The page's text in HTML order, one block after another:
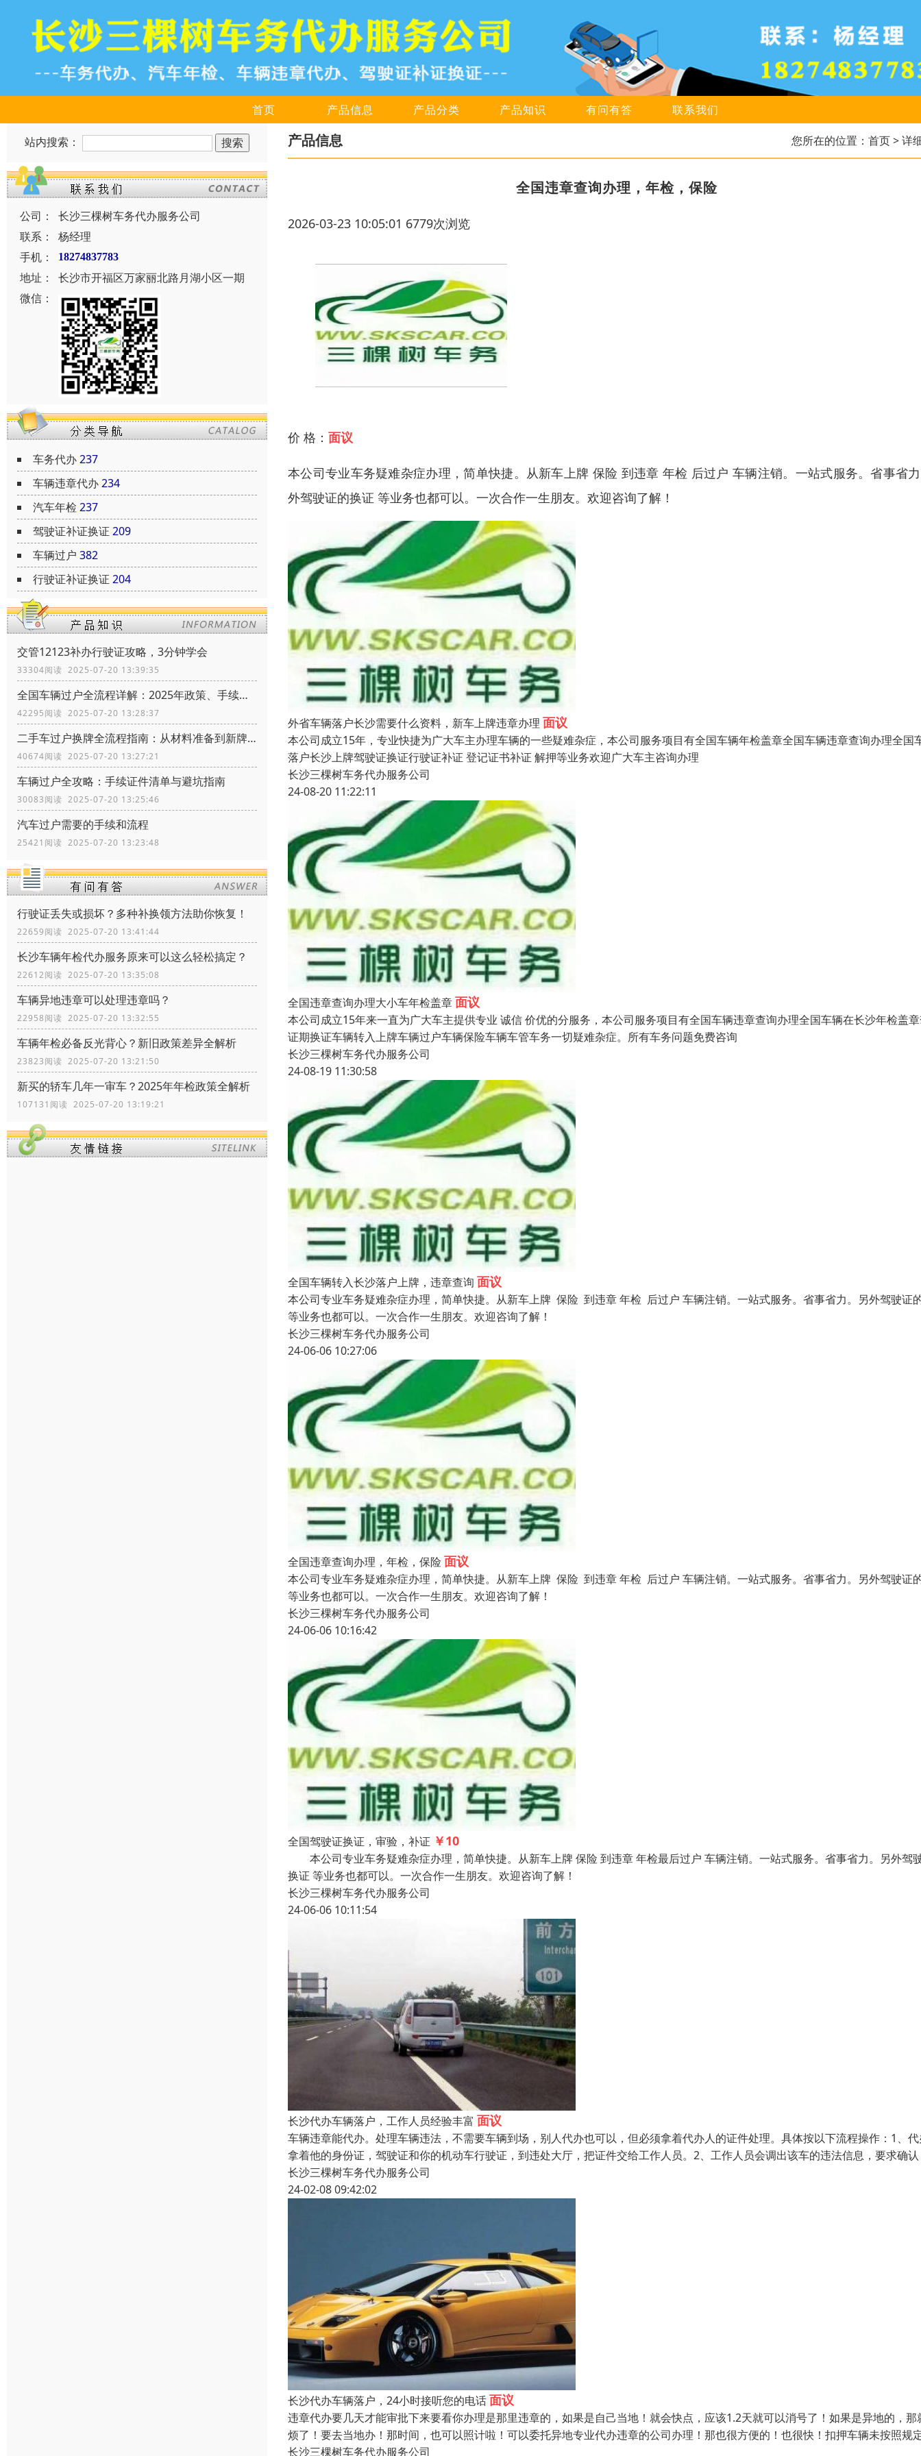
首页 产品信息 产品分类 产品知识 有问有答 联系我们
站内搜索：
公司：
长沙三棵树车务代办服务公司
联系：
杨经理
手机：
18274837783
地址：
长沙市开福区万家丽北路月湖小区一期
微信：
车务代办237
车辆违章代办234
汽车年检 237
驾驶证补证换证 209
车辆过户 382
行驶证补证换证 204
交管12123补办行驶证攻略，3分钟学会
33304阅读 2025-07-20 13:39:35
全国车辆过户全流程详解：2025年政策、手续、证件一网打尽
42295阅读 2025-07-20 13:28:37
二手车过户换牌全流程指南：从材料准备到新牌安装
40674阅读 2025-07-20 13:27:21
车辆过户全攻略：手续证件清单与避坑指南
30083阅读 2025-07-20 13:25:46
汽车过户需要的手续和流程
25421阅读 2025-07-20 13:23:48
行驶证丢失或损坏？多种补换领方法助你恢复！
22659阅读 2025-07-20 13:41:44
长沙车辆年检代办服务原来可以这么轻松搞定？
22612阅读 2025-07-20 13:35:08
车辆异地违章可以处理违章吗？
22958阅读 2025-07-20 13:32:55
车辆年检必备反光背心？新旧政策差异全解析
23823阅读 2025-07-20 13:21:50
新买的轿车几年一审车？2025年年检政策全解析
107131阅读 2025-07-20 13:19:21
产品信息 您所在的位置： 首页> 详
全国违章查询办理，年检，保险
2026-03-23 10:05:01 6779次浏览
价 格： 面议
本公司专业车务疑难杂症办理，简单快捷。从新车上牌 保险 到违章 年检 后过户 车辆注销。一站式服务。省事省
外驾驶证的换证 等业务也都可以。一次合作一生朋友。欢迎咨询了解！
外省车辆落户长沙需要什么资料，新车上牌违章办理 面议
本公司成立15年，专业快捷为广大车主办理车辆的一些疑难杂症，本公司服务项目有全国车辆年检盖章全国车辆违章查询办理全国
落户长沙上牌驾驶证换证行驶证补证 登记证书补证 解押等业务欢迎广大车主咨询办理
长沙三棵树车务代办服务公司
24-08-20 11:22:11
全国违章查询办理大小车年检盖章面议
本公司成立15年来一直为广大车主提供专业 诚信 价优的分服务，本公司服务项目有全国车辆违章查询办理全国车辆在长沙年检盖
证期换证车辆转入上牌车辆过户车辆保险车辆车管车务一切疑难杂症。所有车务问题免费咨询
长沙三棵树车务代办服务公司
24-08-19 11:30:58
全国车辆转入长沙落户上牌，违章查询 面议
本公司专业车务疑难杂症办理，简单快捷。从新车上牌 保险 到违章 年检 后过户 车辆注销。一站式服务。省事省力。另外驾驶证
等业务也都可以。一次合作一生朋友。欢迎咨询了解！
长沙三棵树车务代办服务公司
24-06-06 10:27:06
全国违章查询办理，年检，保险 面议
本公司专业车务疑难杂症办理，简单快捷。从新车上牌 保险 到违章 年检 后过户 车辆注销。一站式服务。省事省力。另外驾驶证
等业务也都可以。一次合作一生朋友。欢迎咨询了解！
长沙三棵树车务代办服务公司
24-06-06 10:16:42
全国驾驶证换证，审验，补证 ￥10
本公司专业车务疑难杂症办理，简单快捷。从新车上牌 保险 到违章 年检最后过户 车辆注销。一站式服务。省事省力。另外驾
换证 等业务也都可以。一次合作一生朋友。欢迎咨询了解！
长沙三棵树车务代办服务公司
24-06-06 10:11:54
长沙代办车辆落户，工作人员经验丰富 面议
车辆违章能代办。处理车辆违法，不需要车辆到场，别人代办也可以，但必须拿着代办人的证件处理。具体按以下流程操作：1、
拿着他的身份证，驾驶证和你的机动车行驶证，到违处大厅，把证件交给工作人员。2、工作人员会调出该车的违法信息，要求确
长沙三棵树车务代办服务公司
24-02-08 09:42:02
长沙代办车辆落户，24小时接听您的电话面议
违章代办要几天才能审批下来要看你办理是那里违章的，如果是自己当地！就会快点，应该1.2天就可以消号了！如果是异地的，那
烦了！要去当地办！那时间，也可以照计啦！可以委托异地专业代办违章的公司办理！那也很方便的！也很快！扣押车辆未按照规
长沙三棵树车务代办服务公司